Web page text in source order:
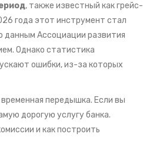
, также известный какгрейс-
года этот инструмент стал
данным Ассоциации развития
Однако статистика
ошибки, из-за которых
передышка. Если вы
дорогую услугу банка.
и как построить